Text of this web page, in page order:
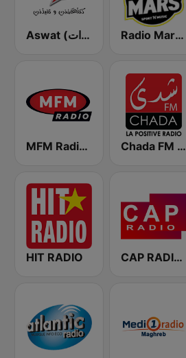
Aswat (أصوات) Radio Mars (راديو مرس)
MFM Radio (مفم راديو) Chada FM (شدى فم)
HIT RADIO CAP RADIO MAROC